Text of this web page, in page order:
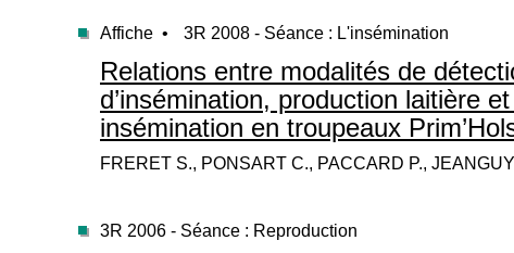
Affiche • 3R 2008 - Séance : L'insémination
Relations entre modalités de
d’insémination, production laitière
insémination en troupeaux
FRERET S., PONSART C., PACCARD P.,
3R 2006 - Séance : Reproduction